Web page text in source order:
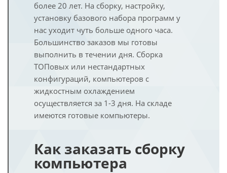
более 20 лет. На сборку, настройку,
установку базового набора программ у
нас уходит чуть больше одного часа.
Большинство заказов мы готовы
выполнить в течении дня. Сборка
ТОПовых или нестандартных
конфигураций, компьютеров с
жидкостным охлаждением
осуществляется за 1-3 дня. На складе
имеются готовые компьютеры.
Как заказать сборку
компьютера